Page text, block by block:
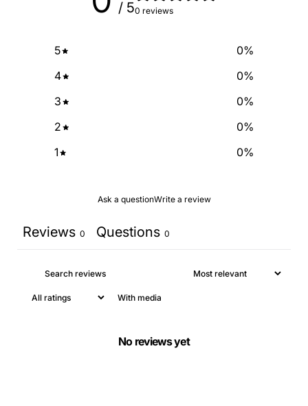
/ 50 reviews
5 0%
4
0%
3
0%
2
0%
1
0%
Ask a questionWrite a review
Reviews 0 Questions 0
With media
No reviews yet